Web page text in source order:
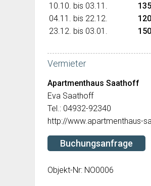
10.10. bis 03.11.
04.11. bis 22.12.
23.12. bis 03.01.
Vermieter
Apartmenthaus Saathoff
Eva Saathoff
Tel.: 04932-92340
http://www.apartmenthaus-
Buchungsanfrage
Objekt-Nr: NO0006